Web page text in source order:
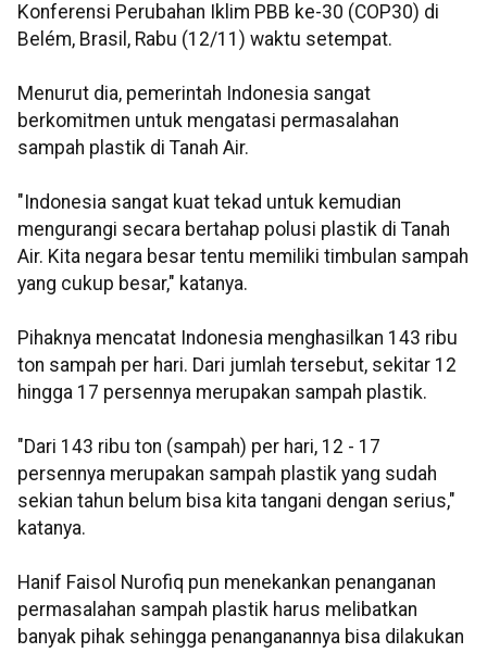
Konferensi Perubahan Iklim PBB ke-30 (COP30) di
Belém, Brasil, Rabu (12/11) waktu setempat.
Menurut dia, pemerintah Indonesia sangat
berkomitmen untuk mengatasi permasalahan
sampah plastik di Tanah Air.
"Indonesia sangat kuat tekad untuk kemudian
mengurangi secara bertahap polusi plastik di Tanah
Air. Kita negara besar tentu memiliki timbulan sampah
yang cukup besar," katanya.
Pihaknya mencatat Indonesia menghasilkan 143 ribu
ton sampah per hari. Dari jumlah tersebut, sekitar 12
hingga 17 persennya merupakan sampah plastik.
"Dari 143 ribu ton (sampah) per hari, 12 - 17
persennya merupakan sampah plastik yang sudah
sekian tahun belum bisa kita tangani dengan serius,"
katanya.
Hanif Faisol Nurofiq pun menekankan penanganan
permasalahan sampah plastik harus melibatkan
banyak pihak sehingga penanganannya bisa dilakukan